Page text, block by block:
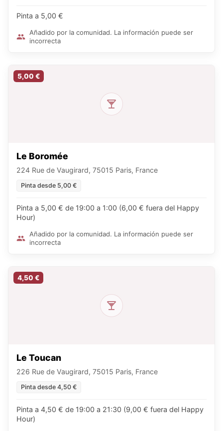
Pinta a 5,00 €
Añadido por la comunidad. La información puede ser
incorrecta
5,00 €
Le Boromée
224 Rue de Vaugirard, 75015 Paris, France
Pinta desde 5,00 €
Pinta a 5,00 € de 19:00 a 1:00 (6,00 € fuera del Happy
Hour)
Añadido por la comunidad. La información puede ser
incorrecta
4,50 €
Le Toucan
226 Rue de Vaugirard, 75015 Paris, France
Pinta desde 4,50 €
Pinta a 4,50 € de 19:00 a 21:30 (9,00 € fuera del Happy
Hour)